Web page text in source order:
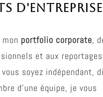
d'entreprise
portfolio corporate,
et aux
soyez indépendant,
d’une équipe, je vous